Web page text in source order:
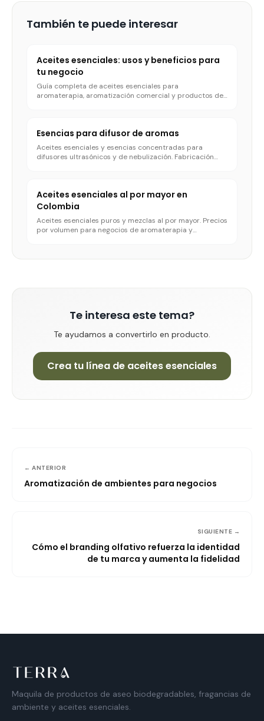
También te puede interesar
Aceites esenciales: usos y beneficios para
tu negocio
Guía completa de aceites esenciales para
aromaterapia, aromatización comercial y productos de
Esencias para difusor de aromas
Aceites esenciales y esencias concentradas para
difusores ultrasónicos y de nebulización. Fabricación
Aceites esenciales al por mayor en
Colombia
Aceites esenciales puros y mezclas al por mayor. Precios
por volumen para negocios de aromaterapia y
Te interesa este tema?
Te ayudamos a convertirlo en producto.
Crea tu línea de aceites esenciales
← ANTERIOR
Aromatización de ambientes para negocios
SIGUIENTE →
Cómo el branding olfativo refuerza la identidad
de tu marca y aumenta la fidelidad
Maquila de productos de aseo biodegradables, fragancias de
ambiente y aceites esenciales.